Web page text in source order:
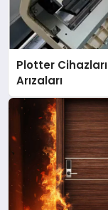
Plotter
Arızaları